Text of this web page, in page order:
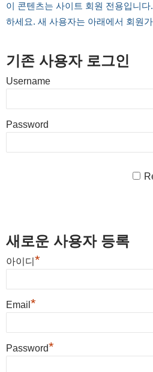
이 콘텐츠는 사이트 회원 전용입니
하세요. 새 사용자는 아래에서 회원
기존 사용자 로그인
Username
Password
새로운 사용자 등록
아이디 *
Email *
Password*